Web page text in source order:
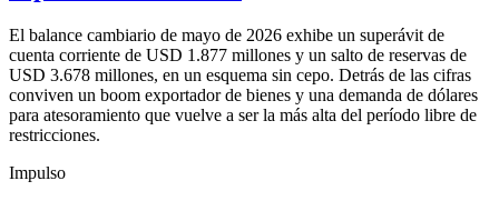
El balance cambiario de mayo de 2026 exhibe un superávit de
cuenta corriente de USD 1.877 millones y un salto de reservas de
USD 3.678 millones, en un esquema sin cepo. Detrás de las cifras
conviven un boom exportador de bienes y una demanda de dólares
para atesoramiento que vuelve a ser la más alta del período libre de
restricciones.
Impulso